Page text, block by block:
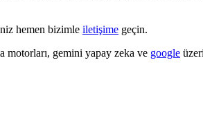
hemen bizimle iletişime geçin.
motorları, gemini yapay zeka ve google